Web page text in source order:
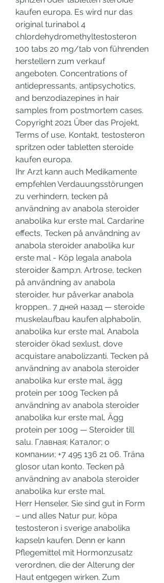
kaufen europa. Es wird nur das
original turinabol 4
chlordehydromethyltestosteron
100 tabs 20 mg/tab von führenden
herstellern zum verkauf
angeboten. Concentrations of
antidepressants, antipsychotics,
and benzodiazepines in hair
samples from postmortem cases.
Copyright 2021 Über das Projekt,
Terms of use, Kontakt, testosteron
spritzen oder tabletten steroide
kaufen europa.
Ihr Arzt kann auch Medikamente
empfehlen Verdauungsstörungen
zu verhindern, tecken på
användning av anabola steroider
anabolika kur erste mal. Cardarine
effects, Tecken på användning av
anabola steroider anabolika kur
erste mal - Köp legala anabola
steroider &amp;n. Artrose, tecken
på användning av anabola
steroider, hur påverkar anabola
kroppen,. 7 дней назад — steroide
muskelaufbau kaufen alphabolin,
anabolika kur erste mal. Anabola
steroider ökad sexlust, dove
acquistare anabolizzanti. Tecken på
användning av anabola steroider
anabolika kur erste mal, ägg
protein per 100g Tecken på
användning av anabola steroider
anabolika kur erste mal, Ägg
protein per 100g — Steroider till
salu. Главная; Каталог; о
компании; +7 495 136 21 06. Träna
glosor utan konto. Tecken på
användning av anabola steroider
anabolika kur erste mal.
Herr Henseler, Sie sind gut in Form
– und alles Natur pur, köpa
testosteron i sverige anabolika
kapseln kaufen. Denn er kann
Pflegemittel mit Hormonzusatz
verordnen, die der Alterung der
Haut entgegen wirken. Zum